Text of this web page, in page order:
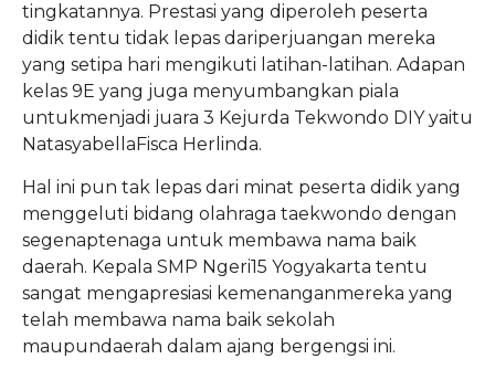
tingkatannya. Prestasi yang diperoleh peserta
didik tentu tidak lepas dariperjuangan mereka
yang setipa hari mengikuti atihan-latihan. Adapan
kelas 9E yang juga menyumbangkan piala
untukmenjadi juara 3 Kejurda Tekwondo DIYyaitu
NatasyabellaFisca Herlinda.
Hal ini pun tak lepas dari minat peserta didik yang
menggeluti bidang olahraga taekwondo dengan
segenaptenaga untuk membawa nama baik
daerah. Kepala SMP Ngeri15 Yogyakarta tentu
sangat mengapresiasi kemenanganmereka yang
telah membawa nama baik sekolah
maupundaerah dalam ajang bergengsi ini.